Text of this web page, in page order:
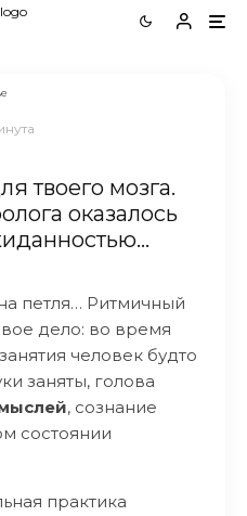
твоего мозга.
оказалось
петля… Ритмичный
дело: во время
человек будто
заняты, голова
, сознание
состоянии
практика